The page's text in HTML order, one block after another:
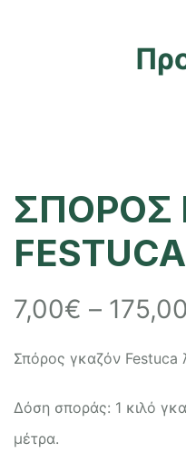
ΣΠΟΡΟΣ
FESTUCA
7,00€ – 175,00
Σπόρος γκαζόν Festuca
Δόση σποράς: 1 κιλό
μέτρα.